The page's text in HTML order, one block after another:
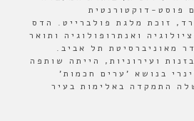
פוסט-דוקטורנטית
זוכת מלגת פולברייט. הדס
ואנתרופולוגיה ותואר
מאוניברסיטת תל אביב.
ועירוניות, הייתה שותפה
בנושא 'ערים חכמות'
התמקדה באלימות בעיר